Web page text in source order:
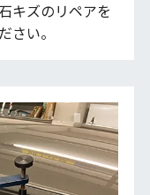
キズのリペアを
さい。